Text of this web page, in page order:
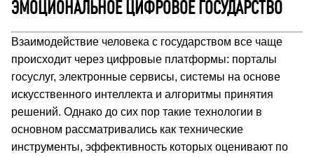
ЭМОЦИОНАЛЬНОЕ ЦИФРОВОЕ ГОСУДАРСТВО
Взаимодействие человека с государством все чаще
происходит через цифровые платформы: порталы
госуслуг, электронные сервисы, системы на основе
искусственного интеллекта и алгоритмы принятия
решений. Однако до сих пор такие технологии в
основном рассматривались как технические
инструменты, эффективность которых оценивают по